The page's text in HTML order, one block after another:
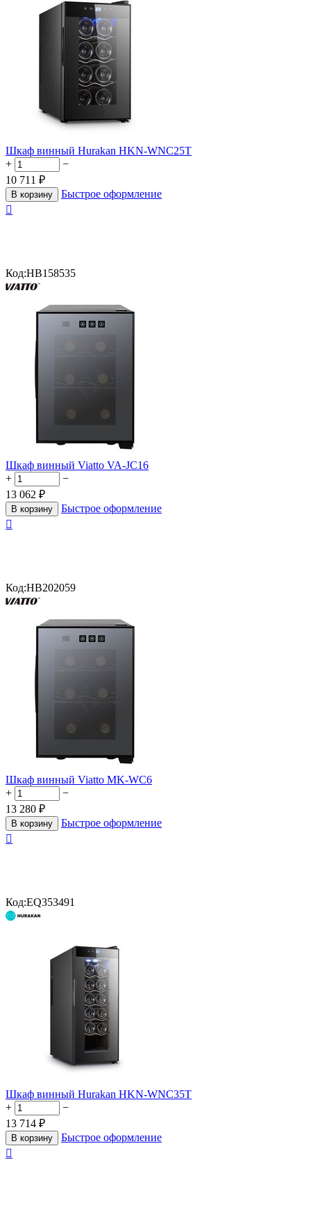
Шкаф винный Hurakan HKN-WNC25T
+
−
10 711 ₽
В корзину
Быстрое оформление

Код:HB158535
Шкаф винный Viatto VA-JC16
+
−
13 062 ₽
В корзину
Быстрое оформление

Код:HB202059
Шкаф винный Viatto MK-WC6
+
−
13 280 ₽
В корзину
Быстрое оформление

Код:EQ353491
Шкаф винный Hurakan HKN-WNC35T
+
−
13 714 ₽
В корзину
Быстрое оформление
